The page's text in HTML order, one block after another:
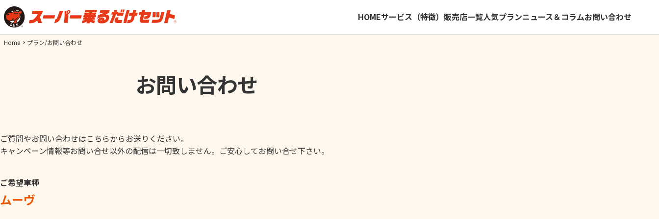
HOMEサービス（特徴） 販売店一覧人気プランニュース＆コラムお問い合わせ
Home プラン/お問い合わせ
お問い合わせ
ご質問やお問い合わせはこちらからお送りください。
キャンペーン情報等お問い合せ以外の配信は一切致しません。ご安心してお問い合せ下さい。
ご希望車種
ムーヴ